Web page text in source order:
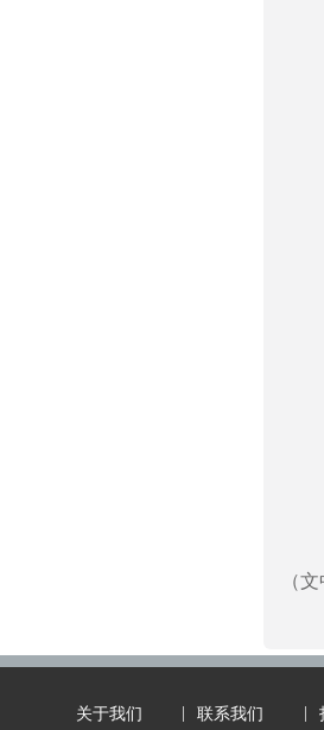
（
关于我们 联系我们